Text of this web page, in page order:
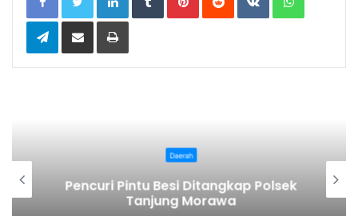
Telegram Print
Daerah
Pencuri Pintu Besi Ditangkap Polsek
Tanjung Morawa